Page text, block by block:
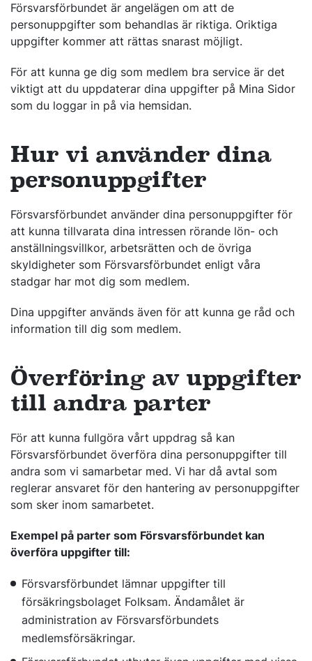
Försvarsförbundet är angelägen om att de
personuppgifter som behandlas är riktiga. Oriktiga
uppgifter kommer att rättas snarast möjligt.
För att kunna ge dig som medlem bra service är det
viktigt att du uppdaterar dina uppgifter på Mina Sidor
som du loggar in på via hemsidan.
Hur vi använder dina
personuppgifter
Försvarsförbundet använder dina personuppgifter för
att kunna tillvarata dina intressen rörande lön- och
anställningsvillkor, arbetsrätten och de övriga
skyldigheter som Försvarsförbundet enligt våra
stadgar har mot dig som medlem.
Dina uppgifter används även för att kunna ge råd och
information till dig som medlem.
Överföring av uppgifter
till andra parter
För att kunna fullgöra vårt uppdrag så kan
Försvarsförbundet överföra dina personuppgifter till
andra som vi samarbetar med. Vi har då avtal som
reglerar ansvaret för den hantering av personuppgifter
som sker inom samarbetet.
Exempel på parter som Försvarsförbundet kan
överföra uppgifter till:
Försvarsförbundet lämnar uppgifter till
försäkringsbolaget Folksam. Ändamålet är
administration av Försvarsförbundets
medlemsförsäkringar.